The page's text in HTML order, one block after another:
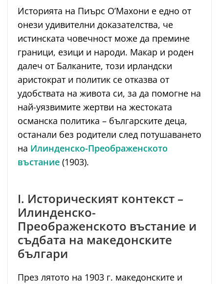
Историята на Пиърс О’Махони е едно от
онези удивителни доказателства, че
истинската човечност може да премине
граници, езици и народи. Макар и роден
далеч от Балканите, този ирландски
аристократ и политик се отказва от
удобствата на живота си, за да помогне на
най-уязвимите жертви на жестоката
османска политика – българските деца,
останали без родители след потушаването
на Илинденско-Преображенското
въстание (1903).
I. Историческият контекст –
Илинденско-
Преображенското въстание и
съдбата на македонските
българи
През лятото на 1903 г. македонските и